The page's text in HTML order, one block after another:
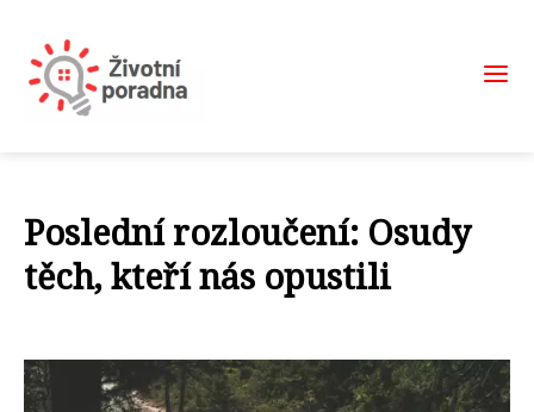
Poslední rozloučení: Osudy
těch, kteří nás opustili